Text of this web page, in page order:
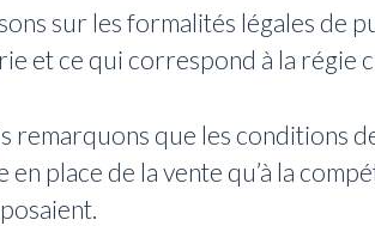
sur les formalités légales de
et ce qui correspond à la régie
remarquons que les conditions
en place de la vente qu’à la